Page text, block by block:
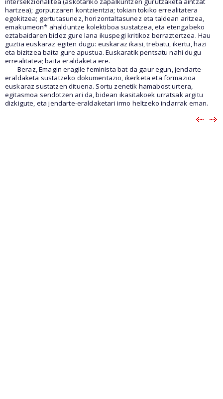
hartzea); gorputzaren kontzientzia; tokian tokiko errealitatera
egokitzea; gertutasunez, horizontaltasunez eta taldean aritzea,
emakumeon* ahalduntze kolektiboa sustatzea, eta etengabeko
eztabaidaren bidez gure lana ikuspegi kritikoz berraztertzea. Hau
guztia euskaraz egiten dugu: euskaraz ikasi, trebatu, ikertu, hazi
eta bizitzea baita gure apustua. Euskaratik pentsatu nahi dugu
errealitatea; baita eraldaketa ere.
Beraz, Emagin eragile feminista bat da gaur egun, jendarte-
eraldaketa sustatzeko dokumentazio, ikerketa eta formazioa
euskaraz sustatzen dituena. Sortu zenetik hamabost urtera,
egitasmoa sendotzen ari da, bidean ikasitakoek urratsak argitu
dizkigute, eta jendarte-eraldaketari irmo heltzeko indarrak eman.